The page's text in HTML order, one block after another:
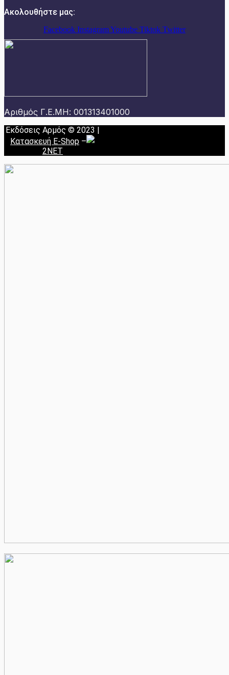
Ακολουθήστε μας:
Facebook InstagramYoutube Tiktok Twitter
Αριθμός Γ.Ε.ΜΗ: 001313401000
Εκδόσεις Αρμός © 2023 |
Κατασκευή E-Shop –
2NET